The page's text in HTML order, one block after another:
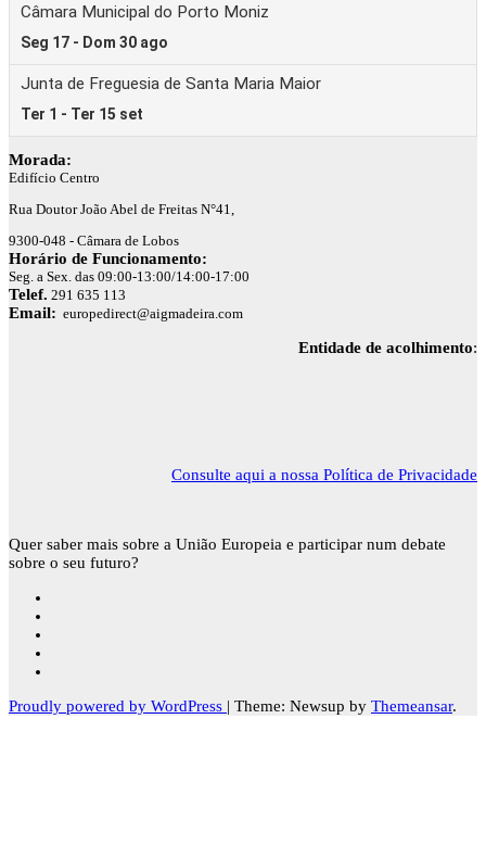
Morada:
Edifício Centro
Rua Doutor João Abel de Freitas N°41,
9300-048 - Câmara de Lobos
Horário de Funcionamento:
Seg. a Sex. das 09:00-13:00/14:00-17:00
Telef. 291 635 113
Email: europedirect@aigmadeira.com
Entidade de acolhimento:
Consulte aqui a nossa Política de Privacidade
Quer saber mais sobre a União Europeia e participar num debate
sobre o seu futuro?
Proudly powered by WordPress | Theme: Newsup by Themeansar.